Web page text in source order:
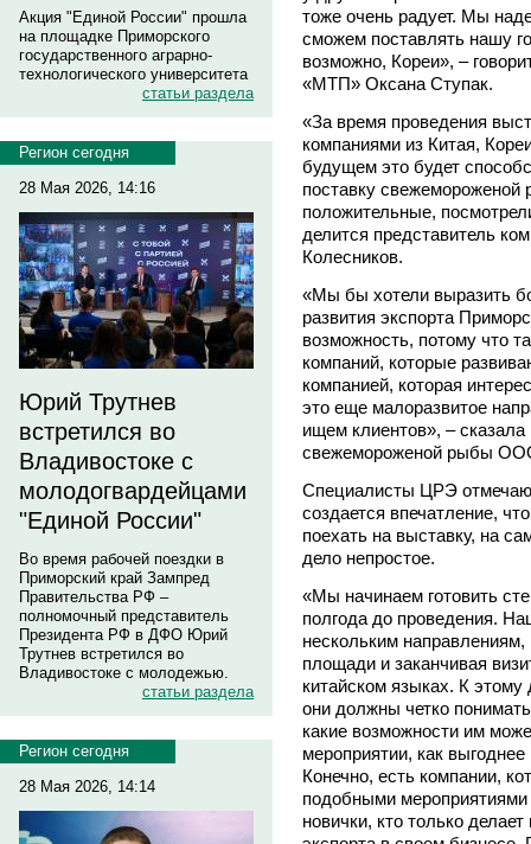
Акция "Единой России" прошла
на площадке Приморского
государственного аграрно-
технологического университета
статьи раздела
Регион сегодня
28 Мая 2026, 14:16
Юрий Трутнев
встретился во
Владивостоке с
молодогвардейцами
"Единой России"
Во время рабочей поездки в
Приморский край Зампред
Правительства РФ –
полномочный представитель
Президента РФ в ДФО Юрий
Трутнев встретился во
Владивостоке с молодежью.
статьи раздела
Регион сегодня
28 Мая 2026, 14:14
тоже очень радует. Мы
сможем поставлять нашу
возможно, Кореи», –
«МТП» Оксана Ступак.
«За время проведения
компаниями из Китая,
будущем это будет
поставку свежемороженой
положительные,
делится представитель
Колесников.
«Мы бы хотели выразить
развития экспорта
возможность, потому что
компаний, которые
компанией, которая
это еще малоразвитое
ищем клиентов», – сказала
свежемороженой рыбы
Специалисты ЦРЭ
создается впечатление,
поехать на выставку, на
дело непростое.
«Мы начинаем готовить
полгода до проведения.
нескольким
площади и заканчивая
китайском языках. К этому
они должны четко
какие возможности им
мероприятии, как
Конечно, есть компании,
подобными мероприятиями
новички, кто только